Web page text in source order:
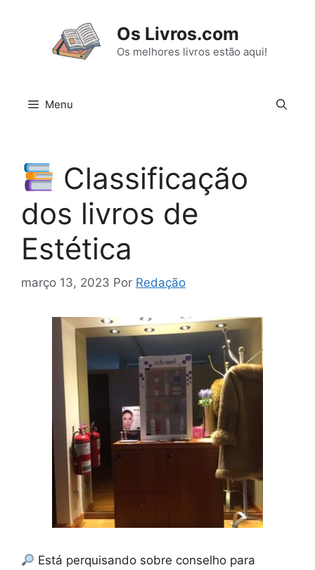
Os Livros.com
Os melhores livros estão aqui!
Menu
Classificação
dos livros de
Estética
março 13, 2023 Por Redação
Está perquisando sobre conselho para